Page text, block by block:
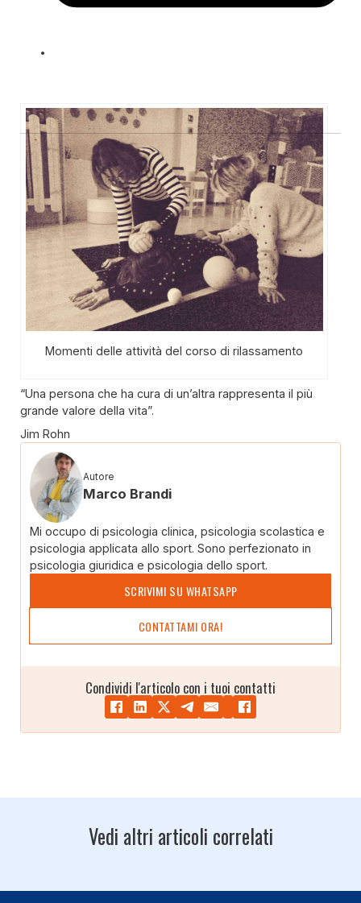
Momenti delle attività del corso di rilassamento
“Una persona che ha cura di un’altra rappresenta il più
grande valore della vita”.
Jim Rohn
Autore
Marco Brandi
Mi occupo di psicologia clinica, psicologia scolastica e
psicologia applicata allo sport. Sono perfezionato in
psicologia giuridica e psicologia dello sport.
SCRIVIMI SU WHATSAPP
CONTATTAMI ORA!
Condividi l'articolo con i tuoi contatti
Vedi altri articoli correlati